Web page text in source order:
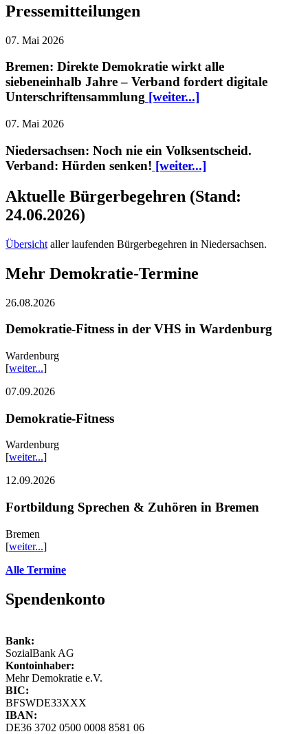
Pressemitteilungen
07. Mai 2026
Bremen: Direkte Demokratie wirkt alle
siebeneinhalb Jahre – Verband fordert digitale
Unterschriftensammlung [weiter...]
07. Mai 2026
Niedersachsen: Noch nie ein Volksentscheid.
Verband: Hürden senken! [weiter...]
Aktuelle Bürgerbegehren (Stand:
24.06.2026)
Übersicht aller laufenden Bürgerbegehren in Niedersachsen.
Mehr Demokratie-Termine
26.08.2026
Demokratie-Fitness in der VHS in Wardenburg
Wardenburg
[weiter...]
07.09.2026
Demokratie-Fitness
Wardenburg
[weiter...]
12.09.2026
Fortbildung Sprechen & Zuhören in Bremen
Bremen
[weiter...]
Alle Termine
Spendenkonto
Bank:
SozialBank AG
Kontoinhaber:
Mehr Demokratie e.V.
BIC:
BFSWDE33XXX
IBAN:
DE36 3702 0500 0008 8581 06